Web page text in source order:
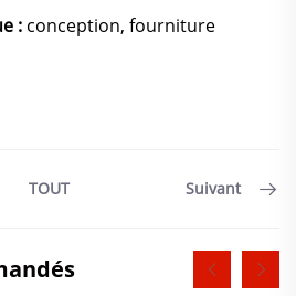
: conception, fourniture
TOUT Suivant